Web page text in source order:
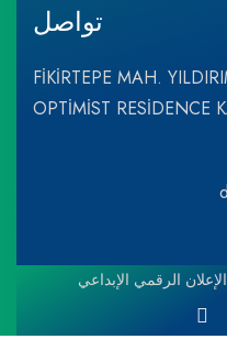
تواصل
FİKİRTEPE MAH.
OPTİMİST RESİDENCE
الرقمي الإبداعي